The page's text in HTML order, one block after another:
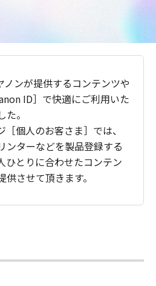
ンが提供するコンテンツや
ID］で快適にご利用いた
。
個人のお客さま］では、
ンターなどを製品登録する
ひとりに合わせたコンテン
させて頂きます。